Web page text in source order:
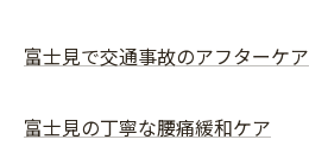
富士見で交通事故のアフターケア
富士見の丁寧な腰痛緩和ケア